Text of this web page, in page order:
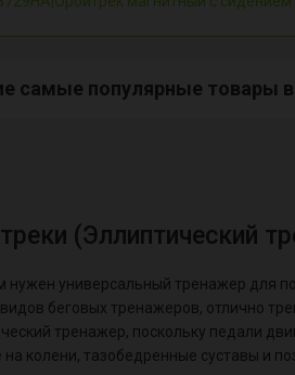
самые популярные товары в
(Эллиптический
нужен универсальный тренажер для
беговых тренажеров, отлично
тренажер, поскольку педали
на колени, тазобедренные суставы и